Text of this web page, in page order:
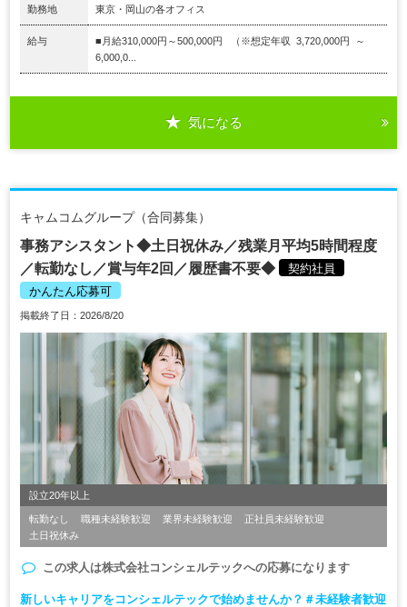
勤務地 東京・岡山の各オフィス
給与
■月給310,000円～500,000円 （※想定年収 3,720,000円 ～
6,000,0...
気になる
キャムコムグループ（合同募集）
事務アシスタント◆土日祝休み／残業月平均5時間程度
／転勤なし／賞与年2回／履歴書不要◆
契約社員
かんたん応募可
掲載終了日：2026/8/20
設立20年以上
転勤なし 職種未経験歓迎 業界未経験歓迎
正社員未経験歓迎
土日祝休み
この求人は株式会社コンシェルテックへの応募になります
新しいキャリアをコンシェルテックで始めませんか？＃未経験者歓迎